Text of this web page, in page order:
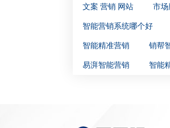
文案 营销 网站 市
智能营销系统哪个好
智能精准营销 销帮
易湃智能营销 智能